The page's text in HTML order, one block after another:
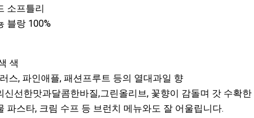
소프틀리
블랑 100%
색
스, 파인애플, 패션프루트 등의 열대과일 향
신선한맛과달콤한바질,그린올리브, 꽃향이 감돌며 갓 수확
파스타, 크림 수프 등 브런치 메뉴와도 잘 어울립니다.